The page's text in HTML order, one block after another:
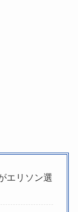
エリソン選